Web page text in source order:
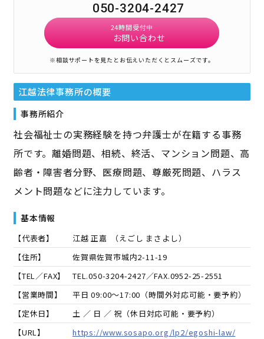
050-3204-2427
24時間受付中
お問い合わせ
※相談サポートを見たとお伝えいただくとスムーズです。
江越法律事務所の概要
事務所紹介
社会福祉士の実務経験を持つ弁護士が在籍する事務
所です。離婚問題、相続、終活、マンション問題、高
齢者・障害者分野、医療問題、尊厳死問題、ハラス
メント問題などに注力しています。
基本情報
【代表者】 江越 正嘉 （えごし まさよし）
【住所】
佐賀県佐賀市城内2-11-19
【TEL／FAX】
TEL.050-3204-2427／FAX.0952-25-2551
【営業時間】
平日 09:00～17:00（時間外対応可能・要予約）
【定休日】
土 ／ 日 ／ 祝（休日対応可能・要予約）
【URL】
https://www.sosapo.org/lp2/egoshi-law/